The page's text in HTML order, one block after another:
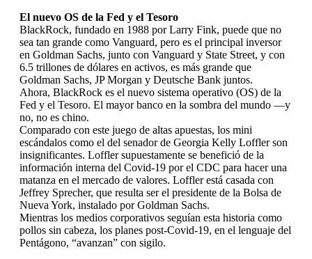
El nuevo OS de la Fed y el Tesoro
BlackRock, fundado en 1988 por Larry Fink, puede que no
sea tan grande como Vanguard, pero es el principal inversor
en Goldman Sachs, junto con Vanguard y State Street, y con
6.5 trillones de dólares en activos, es más grande que
Goldman Sachs, JP Morgan y Deutsche Bank juntos.
Ahora, BlackRock es el nuevo sistema operativo (OS) de la
Fed y el Tesoro. El mayor banco en la sombra del mundo —y
no, no es chino.
Comparado con este juego de altas apuestas, los mini
escándalos como el del senador de Georgia Kelly Loffler son
insignificantes. Loffler supuestamente se benefició de la
información interna del Covid-19 por el CDC para hacer una
matanza en el mercado de valores. Loffler está casada con
Jeffrey Sprecher, que resulta ser el presidente de la Bolsa de
Nueva York, instalado por Goldman Sachs.
Mientras los medios corporativos seguían esta historia como
pollos sin cabeza, los planes post-Covid-19, en el lenguaje del
Pentágono, “avanzan” con sigilo.